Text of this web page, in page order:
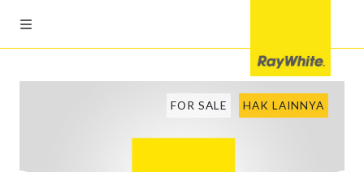
FOR SALE HAK LAINNYA